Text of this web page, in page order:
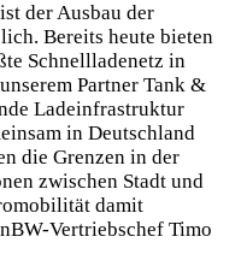
der Ausbau der
Bereits heute bieten
Schnellladenetz in
Partner Tank &
Ladeinfrastruktur
in Deutschland
die Grenzen in der
zwischen Stadt und
damit
Vertriebschef Timo